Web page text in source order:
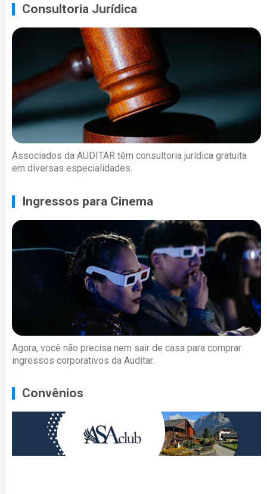
Consultoria Jurídica
Associados da AUDITAR têm consultoria jurídica gratuita
em diversas especialidades.
Ingressos para Cinema
Agora, você não precisa nem sair de casa para comprar
ingressos corporativos da Auditar.
Convênios